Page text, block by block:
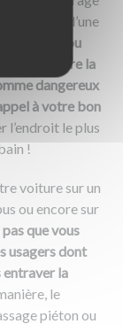
côte ou d’une
Tout arrêt ou
la
dangereux
à votre bon
l’endroit le plus
!
voiture sur un
ou encore sur
que vous
usagers dont
entraver la
le
piéton ou